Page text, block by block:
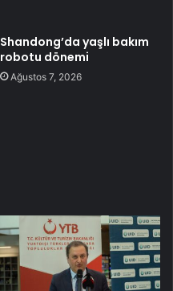
Shandong’da yaşlı bakım
robotu dönemi
Ağustos 7, 2026